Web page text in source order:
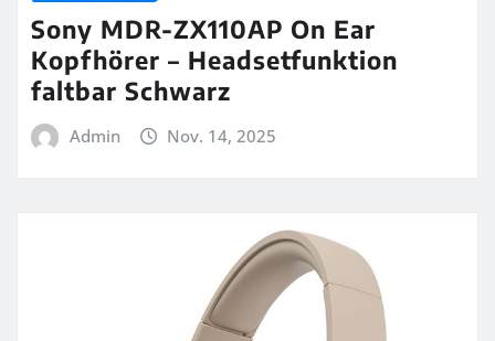
Sony MDR-ZX110AP On Ear
Kopfhörer – Headsetfunktion
faltbar Schwarz
Admin Nov. 14, 2025